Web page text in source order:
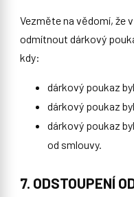
Vezměte na vědomí, že
odmítnout dárkový
kdy:
dárkový poukaz
dárkový poukaz
dárkový poukaz
od smlouvy.
7. ODSTOUPENÍ